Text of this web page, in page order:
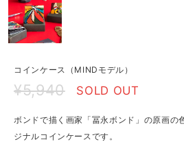
コインケース（MINDモデル）
¥5,940 SOLD OUT
ボンドで描く画家「冨永ボンド」の原画の
ジナルコインケースです。